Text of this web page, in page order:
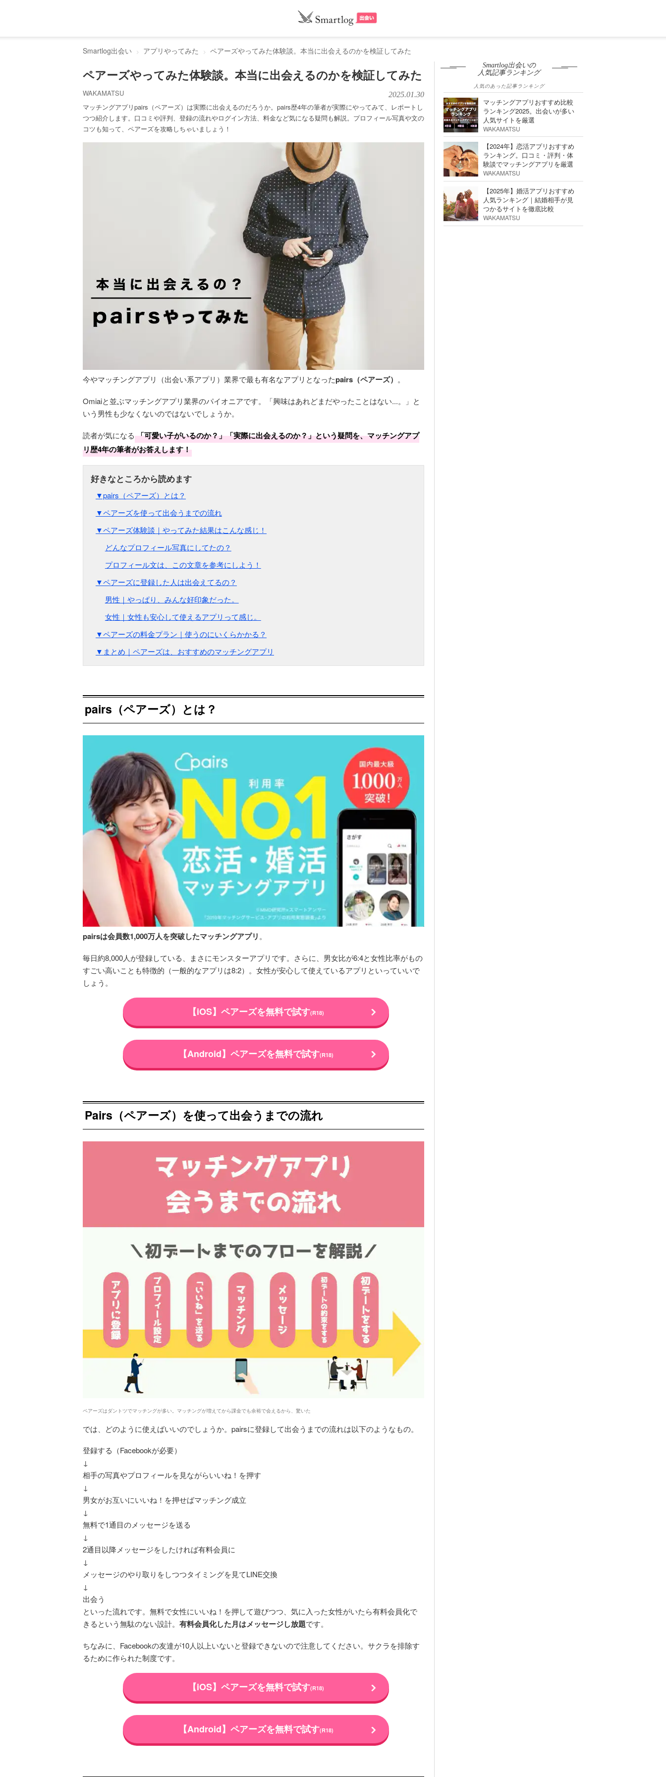
Smartlog出会い アプリやってみた ペアーズやってみた体験談。本当に出会えるのかを検証してみた
ペアーズやってみた体験談。本当に出会えるのかを検証してみた
WAKAMATSU 2025.01.30
マッチングアプリpairs（ペアーズ）は実際に出会えるのだろうか。pairs歴4年の筆者が実際にやってみて、レポートし
つつ紹介します。口コミや評判、登録の流れやログイン方法、料金など気になる疑問も解説。プロフィール写真や文の
コツも知って、ペアーズを攻略しちゃいましょう！
今やマッチングアプリ（出会い系アプリ）業界で最も有名なアプリとなったpairs（ペアーズ） 。
Omiaiと並ぶマッチングアプリ業界のパイオニアです。「興味はあれどまだやったことはない...。」と
いう男性も少なくないのではないでしょうか。
読者が気になる 「可愛い子がいるのか？」「実際に出会えるのか？」という疑問を、マッチングアプ
リ歴4年の筆者がお答えします！
▼pairs（ペアーズ）とは？
▼ペアーズを使って出会うまでの流れ
▼ペアーズ体験談｜やってみた結果はこんな感じ！
どんなプロフィール写真にしてたの？
プロフィール文は、この文章を参考にしよう！
▼ペアーズに登録した人は出会えてるの？
男性｜やっぱり、みんな好印象だった。
女性｜女性も安心して使えるアプリって感じ。
▼ペアーズの料金プラン｜使うのにいくらかかる？
▼まとめ｜ペアーズは、おすすめのマッチングアプリ
pairs（ペアーズ）とは？
pairsは会員数1,000万人を突破したマッチングアプリ 。
毎日約8,000人が登録している、まさにモンスターアプリです。さらに、男女比が6:4と女性比率がもの
すごい高いことも特徴的（一般的なアプリは8:2）。女性が安心して使えているアプリといっていいで
しょう。
【iOS】ペアーズを無料で試す(R18)
【Android】ペアーズを無料で試す(R18)
Pairs（ペアーズ）を使って出会うまでの流れ
ペアーズはダントツでマッチングが多い。マッチングが増えてから課金でも余裕で会えるから、驚いた
では、どのように使えばいいのでしょうか。pairsに登録して出会うまでの流れは以下のようなもの。
登録する（Facebookが必要）
↓
相手の写真やプロフィールを見ながらいいね！を押す
↓
男女がお互いにいいね！を押せばマッチング成立
↓
無料で1通目のメッセージを送る
↓
2通目以降メッセージをしたければ有料会員に
↓
メッセージのやり取りをしつつタイミングを見てLINE交換
↓
出会う
といった流れです。無料で女性にいいね！を押して遊びつつ、気に入った女性がいたら有料会員化で
きるという無駄のない設計。 有料会員化した月はメッセージし放題です。
ちなみに、Facebookの友達が10人以上いないと登録できないので注意してください。サクラを排除す
るために作られた制度です。
【iOS】ペアーズを無料で試す(R18)
【Android】ペアーズを無料で試す(R18)
Smartlog出会いの
人気記事ランキング
人気のあった記事ランキング
マッチングアプリおすすめ比較
ランキング2025。出会いが多い
人気サイトを厳選
WAKAMATSU
【2024年】恋活アプリおすすめ
ランキング。口コミ・評判・体
験談でマッチングアプリを厳選
WAKAMATSU
【2025年】婚活アプリおすすめ
人気ランキング｜結婚相手が見
つかるサイトを徹底比較
WAKAMATSU